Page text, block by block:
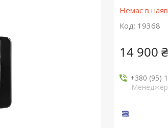
Немає в
Код: 19368
14 900 ₴
+380 (95)